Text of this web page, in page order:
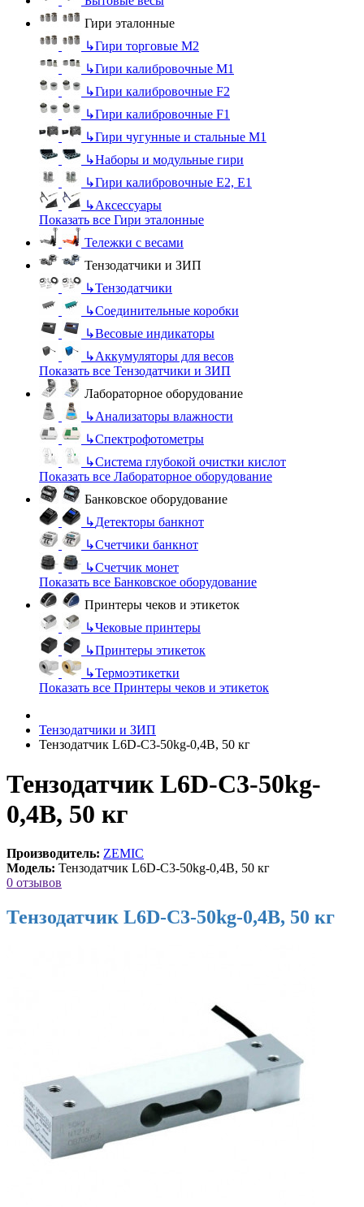
Гири эталонные
↳Гири торговые М2
↳Гири калибровочные М1
↳Гири калибровочные F2
↳Гири калибровочные F1
↳Гири чугунные и стальные М1
↳Наборы и модульные гири
↳Гири калибровочные E2, Е1
↳Аксессуары
Показать все Гири эталонные
Тележки с весами
Тензодатчики и ЗИП
↳Тензодатчики
↳Соединительные коробки
↳Весовые индикаторы
↳Аккумуляторы для весов
Показать все Тензодатчики и ЗИП
Лабораторное оборудование
↳Анализаторы влажности
↳Спектрофотометры
↳Система глубокой очистки кислот
Показать все Лабораторное оборудование
Банковское оборудование
↳Детекторы банкнот
↳Счетчики банкнот
↳Счетчик монет
Показать все Банковское оборудование
Принтеры чеков и этикеток
↳Чековые принтеры
↳Принтеры этикеток
↳Термоэтикетки
Показать все Принтеры чеков и этикеток
Тензодатчики и ЗИП
Тензодатчик L6D-C3-50kg-0,4B, 50 кг
Тензодатчик L6D-C3-50kg-
0,4B, 50 кг
Производитель: ZEMIC
Модель: Тензодатчик L6D-C3-50kg-0,4B, 50 кг
0 отзывов
Тензодатчик L6D-C3-50kg-0,4B, 50 кг